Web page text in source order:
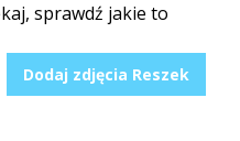
sprawdź jakie to
Dodaj zdjęcia Reszek